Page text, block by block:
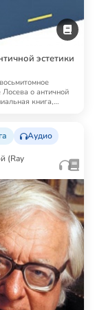
эстетики
Лосева о античной
книга,
Аудио
(Ray